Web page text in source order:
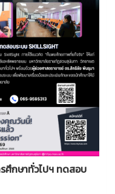
ศึกษาทั่วไปฯ ทดสอบ